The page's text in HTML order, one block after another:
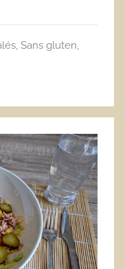
, Sans gluten